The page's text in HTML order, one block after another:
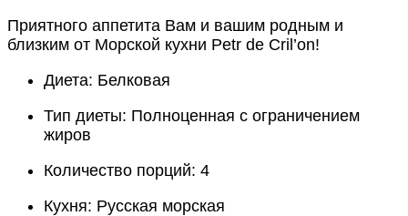
Приятного аппетита Вам и вашим родным и
близким от Морской кухни Petr de Cril’on!
Диета: Белковая
Тип диеты: Полноценная с ограничением
жиров
Количество порций: 4
Кухня: Русская морская